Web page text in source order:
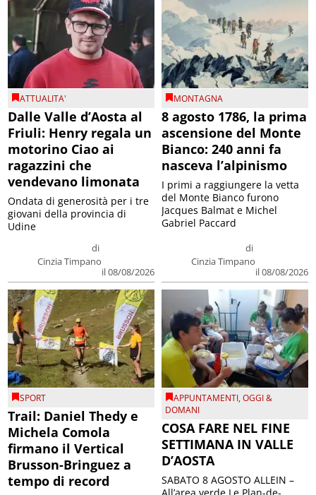
ATTUALITA'
Dalle Valle d’Aosta al
Friuli: Henry regala un
motorino Ciao ai
ragazzini che
vendevano limonata
di
Cinzia Timpano
il 08/08/2026
Ondata di generosità per i tre
giovani della provincia di
Udine
MONTAGNA
8 agosto 1786, la prima
ascensione del Monte
Bianco: 240 anni fa
nasceva l’alpinismo
di
Cinzia Timpano
il 08/08/2026
I primi a raggiungere la vetta
del Monte Bianco furono
Jacques Balmat e Michel
Gabriel Paccard
SPORT
Trail: Daniel Thedy e
Michela Comola
firmano il Vertical
Brusson-Bringuez a
tempo di record
APPUNTAMENTI,OGGI &
DOMANI
COSA FARE NEL FINE
SETTIMANA IN VALLE
D’AOSTA
SABATO 8 AGOSTO ALLEIN –